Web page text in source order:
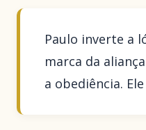
Paulo inverte a
marca da
a obediência.